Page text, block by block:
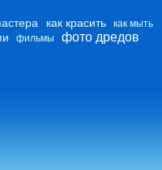
как красить как мыть
фильмы фото дредов